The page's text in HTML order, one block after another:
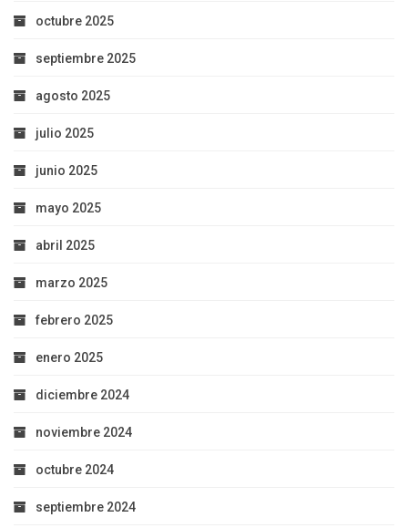
octubre 2025
septiembre 2025
agosto 2025
julio 2025
junio 2025
mayo 2025
abril 2025
marzo 2025
febrero 2025
enero 2025
diciembre 2024
noviembre 2024
octubre 2024
septiembre 2024